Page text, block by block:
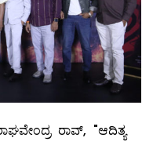
ರಾವ್, "ಆದಿತ್ಯ